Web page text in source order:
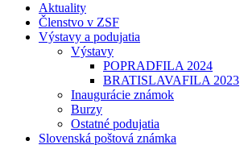
Aktuality
Členstvo v ZSF
Výstavy a podujatia
Výstavy
POPRADFILA 2024
BRATISLAVAFILA 2023
Inaugurácie známok
Burzy
Ostatné podujatia
Slovenská poštová známka